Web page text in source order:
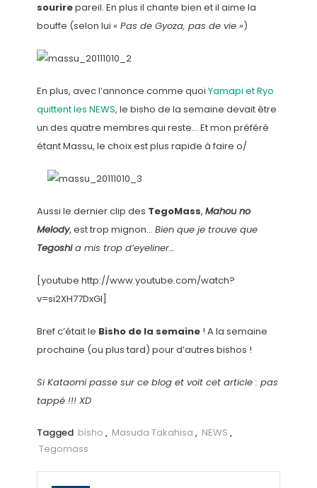
sourirepareil. En plus il chante bien et il aime la
bouffe (selon lui « Pas de Gyoza, pas de vie »)
En plus, avec l’annonce comme quoi Yamapi et Ryo
quittent les NEWS, le bisho de la semaine devait être
un des quatre membres qui reste… Et mon préféré
étant Massu, le choix est plus rapide à faire o/
Aussi le dernier clip des TegoMass, Mahou no
Melody, est trop mignon… Bien que je trouve que
Tegoshia mis trop d’eyeliner…
[youtube http://www.youtube.com/watch?
v=si2XH77DxGI]
Bref c’était le Bisho de la semaine! A la semaine
prochaine (ou plus tard) pour d’autres bishos !
Si Kataomi passe sur ce blog et voit cet article : pas
tappé !!! XD
Tagged bisho , Masuda Takahisa , NEWS ,
Tegomass